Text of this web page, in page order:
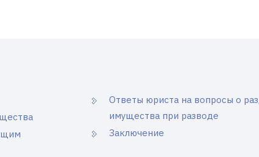
Ответы юриста на вопросы о
имущества при разводе
Заключение